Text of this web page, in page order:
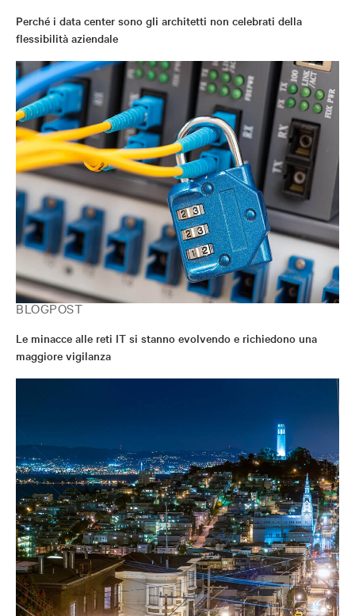
Perché i data center sono gli architetti non celebrati della
flessibilità aziendale
BLOGPOST
Le minacce alle reti IT si stanno evolvendo e richiedono una
maggiore vigilanza